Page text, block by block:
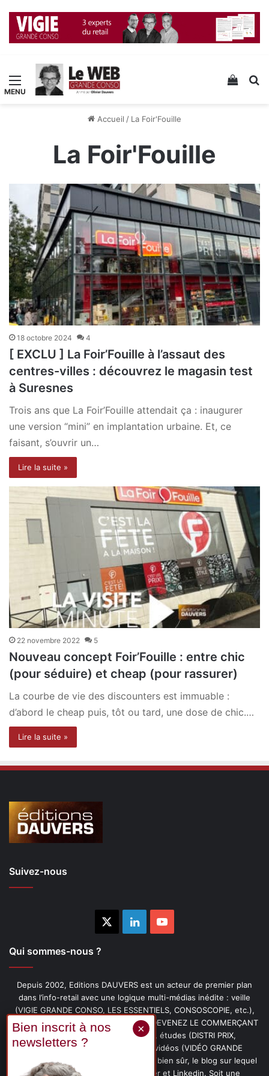
Menu Voir
Accueil / La Foir'Fouille
La Foir'Fouille
18 octobre 2024 4
[ EXCLU ] La Foir’Fouille à l’assaut des
centres-villes : découvrez le magasin test
à Suresnes
Trois ans que La Foir’Fouille attendait ça : inaugurer
une version “mini” en implantation urbaine. Et, ce
faisant, s’ouvrir un…
Lire la suite »
22 novembre 2022 5
Nouveau concept Foir’Fouille : entre chic
(pour séduire) et cheap (pour rassurer)
La courbe de vie des discounters est immuable :
d’abord le cheap puis, tôt ou tard, une dose de chic.…
Lire la suite »
Suivez-nous
LinkedinYouTube
Qui sommes-nous ?
Depuis 2002, Editions DAUVERS est un acteur de premier plan
dans l’info-retail avec une logique multi-médias inédite : veille
(VIGIE GRANDE CONSO, LES ESSENTIELS, CONSOSCOPIE, etc.),
livres (PENSER-CLIENT, IMAGE-PRIX, DEVENEZ LE COMMERÇANT
PRÉFÉRÉ DE VOS CLIENTS, etc.), études (DISTRI PRIX,
PROMOFLASH, DRIVE INSIGHTS), vidéos (VIDÉO GRANDE
CONSO), podcasts (CAFÉ CONSO) et, bien sûr, le blog sur lequel
vous êtes, ainsi que les fils Twitter et Linkedin. Soit une